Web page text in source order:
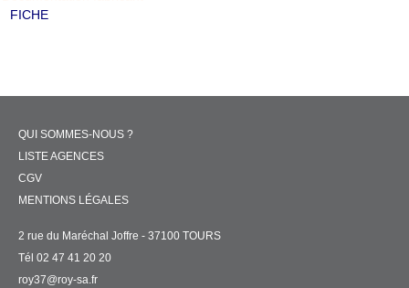
FICHE
QUI SOMMES-NOUS ?
LISTE AGENCES
CGV
MENTIONS LÉGALES
2 rue du Maréchal Joffre - 37100 TOURS
Tél 02 47 41 20 20
roy37@roy-sa.fr